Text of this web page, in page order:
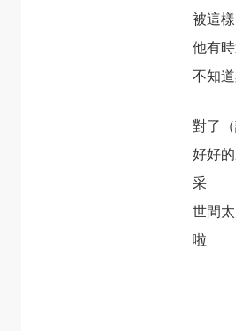
被這
他有
不知
對了
好好
采
世間
啦